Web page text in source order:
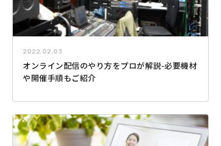
2022.02.03
オンライン配信のやり方をプロが解説-必要機材
や開催手順もご紹介